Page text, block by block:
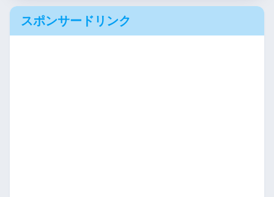
スポンサードリンク